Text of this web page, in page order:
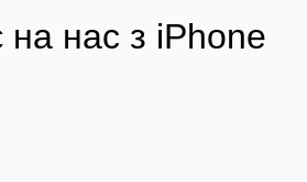
нас з iPhone